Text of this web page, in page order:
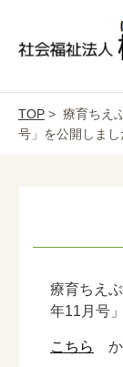
TOP > 療育ちえ
号」を公開しまし
療育ちえ
年11月号
こちら か